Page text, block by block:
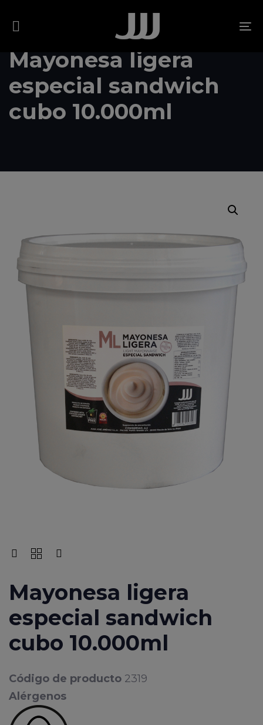
links
Mayonesa ligera
especial sandwich
cubo 10.000ml
Mayonesa ligera
especial sandwich
cubo 10.000ml
Código de producto 2319
Alérgenos